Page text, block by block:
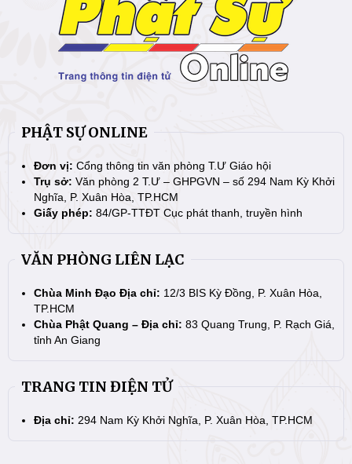
PHẬT SỰ ONLINE
Đơn vị: Cổng thông tin văn phòng T.Ư Giáo hội
Trụ sở: Văn phòng 2 T.Ư – GHPGVN – số 294 Nam Kỳ Khởi
Nghĩa, P. Xuân Hòa, TP.HCM
Giấy phép: 84/GP-TTĐT Cục phát thanh, truyền hình
VĂN PHÒNG LIÊN LẠC
Chùa Minh Đạo Địa chỉ: 12/3 BIS Kỳ Đồng, P. Xuân Hòa,
TP.HCM
Chùa Phật Quang – Địa chỉ: 83 Quang Trung, P. Rạch Giá,
tỉnh An Giang
TRANG TIN ĐIỆN TỬ
Địa chỉ: 294 Nam Kỳ Khởi Nghĩa, P. Xuân Hòa, TP.HCM